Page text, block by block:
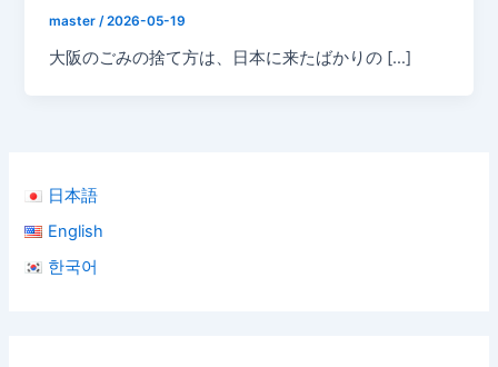
日本語
English
한국어
master/2026-05-19
大阪のごみの捨て方は、日本に来たばかりの […]